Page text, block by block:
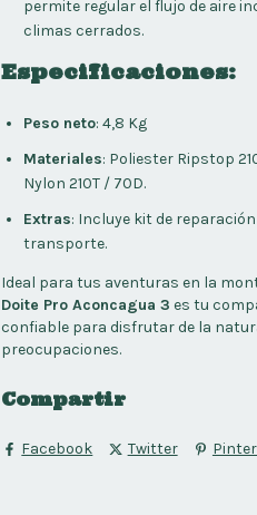
permite regular el flujo de aire
climas cerrados.
Especificaciones:
Peso neto: 4,8 Kg
Materiales: Poliester Ripstop
Nylon 210T / 70D.
Extras: Incluye kit de
transporte.
Ideal para tus aventuras en la
Doite Pro Aconcagua 3 es tu
confiable para disfrutar de la
preocupaciones.
Compartir
Facebook Twitter